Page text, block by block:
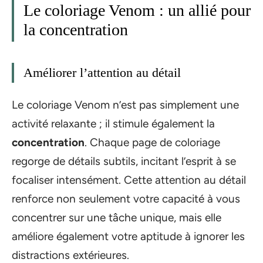
Le coloriage Venom : un allié pour
la concentration
Améliorer l’attention au détail
Le coloriage Venom n’est pas simplement une
activité relaxante ; il stimule également la
concentration. Chaque page de coloriage
regorge de détails subtils, incitant l’esprit à se
focaliser intensément. Cette attention au détail
renforce non seulement votre capacité à vous
concentrer sur une tâche unique, mais elle
améliore également votre aptitude à ignorer les
distractions extérieures.